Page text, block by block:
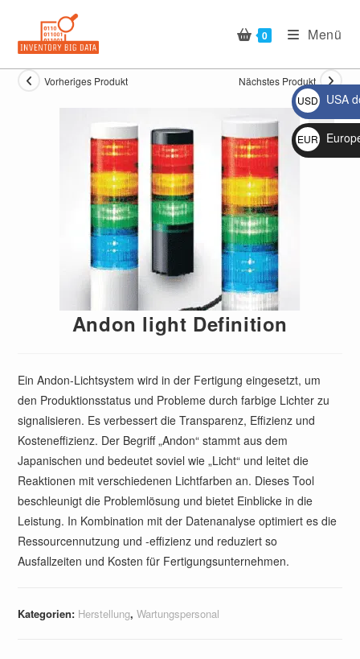
springen
0 Menü
Vorheriges Produkt Nächstes Produkt
🔍
Andon light Definition
Ein Andon-Lichtsystem wird in der Fertigung eingesetzt, um
den Produktionsstatus und Probleme durch farbige Lichter zu
signalisieren. Es verbessert die Transparenz, Effizienz und
Kosteneffizienz. Der Begriff „Andon“ stammt aus dem
Japanischen und bedeutet soviel wie „Licht“ und leitet die
Reaktionen mit verschiedenen Lichtfarben an. Dieses Tool
beschleunigt die Problemlösung und bietet Einblicke in die
Leistung. In Kombination mit der Datenanalyse optimiert es die
Ressourcennutzung und -effizienz und reduziert so
Ausfallzeiten und Kosten für Fertigungsunternehmen.
Kategorien: Herstellung,Wartungspersonal
USD
$
USA
EUR
€